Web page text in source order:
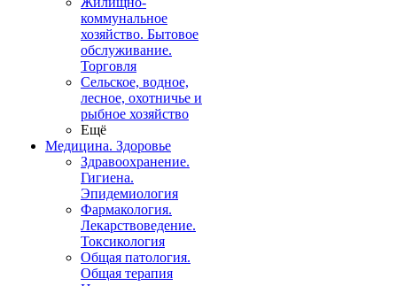
коммунальное
хозяйство. Бытовое
обслуживание.
Торговля
Сельское, водное,
лесное, охотничье и
рыбное хозяйство
Ещё
Медицина. Здоровье
Здравоохранение.
Гигиена.
Эпидемиология
Фармакология.
Лекарствоведение.
Токсикология
Общая патология.
Общая терапия